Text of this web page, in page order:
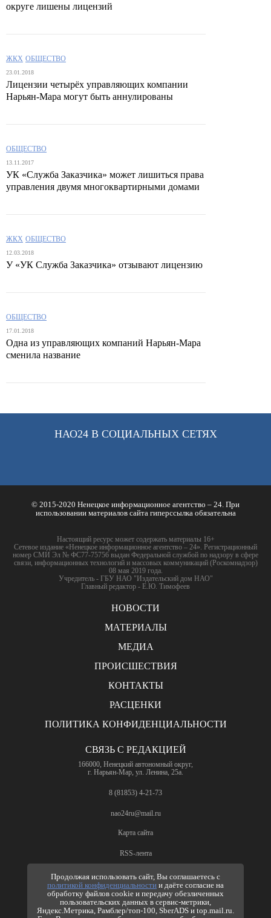
Продолжая использовать сайт, Вы соглашаетесь с
политикой конфиденциальностии даёте согласие на
обработку файлов cookie и передачу обезличенных
пользовательских данных в сервис-метрики,
Яндекс.Метрика, Рамблер/топ-100, SberADS и top.mail.ru.
округе лишены лицензий
ЖКХ ОБЩЕСТВО
23.01.2018
Лицензии четырёх управляющих компании
Нарьян-Мара могут быть аннулированы
ОБЩЕСТВО
13.11.2017
УК «Служба Заказчика» может лишиться права
управления двумя многоквартирными домами
ЖКХ ОБЩЕСТВО
12.03.2018
У «УК Служба Заказчика» отзывают лицензию
ОБЩЕСТВО
17.01.2018
Одна из управляющих компаний Нарьян-Мара
сменила название
НАО24 В СОЦИАЛЬНЫХ СЕТЯХ
© 2015-2020 Ненецкое информационное агентство – 24. При
использовании материалов сайта гиперссылка обязательна
Настоящий ресурс может содержать материалы 16+
Сетевое издание «Ненецкое информационное агентство – 24». Регистрационный
номер СМИ Эл № ФС77-75756 выдан Федеральной службой по надзору в сфере
связи, информационных технологий и массовых коммуникаций (Роскомнадзор)
08 мая 2019 года.
Учредитель - ГБУ НАО "Издательский дом НАО"
Главный редактор - Е.Ю. Тимофеев
НОВОСТИ
МАТЕРИАЛЫ
МЕДИА
ПРОИСШЕСТВИЯ
КОНТАКТЫ
РАСЦЕНКИ
ПОЛИТИКА КОНФИДЕНЦИАЛЬНОСТИ
СВЯЗЬ С РЕДАКЦИЕЙ
166000, Ненецкий автономный округ,
г. Нарьян-Мар, ул. Ленина, 25а.
8 (81853) 4-21-73
nao24ru@mail.ru
Карта сайта
RSS-лента
ПО ВОПРОСАМ РЕКЛАМЫ
8 (81853) 4-63-61
nao24ru@mail.ru
info@nao24.ru